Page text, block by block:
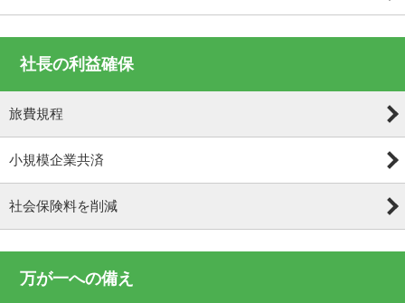
社長の利益確保
旅費規程
小規模企業共済
社会保険料を削減
万が一への備え